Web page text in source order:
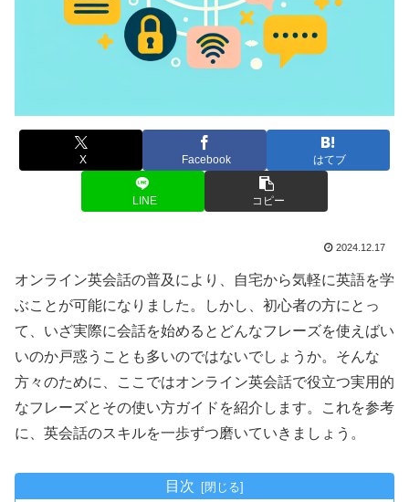
X Facebook はてブ
LINE コピー
2024.12.17
オンライン英会話の普及により、自宅から気軽に英語を学
ぶことが可能になりました。しかし、初心者の方にとっ
て、いざ実際に会話を始めるとどんなフレーズを使えばい
いのか戸惑うことも多いのではないでしょうか。そんな
方々のために、ここではオンライン英会話で役立つ実用的
なフレーズとその使い方ガイドを紹介します。これを参考
に、英会話のスキルを一歩ずつ磨いていきましょう。
目次